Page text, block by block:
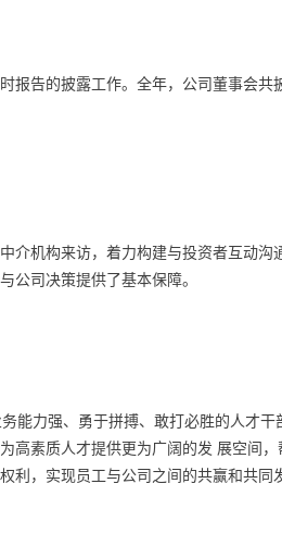
报告的披露工作。全年，公司董事会共
介机构来访，着力构建与投资者互动沟
司决策提供了基本保障。
能力强、勇于拼搏、敢打必胜的人才
高素质人才提供更为广阔的发 展空间
，实现员工与公司之间的共赢和共同